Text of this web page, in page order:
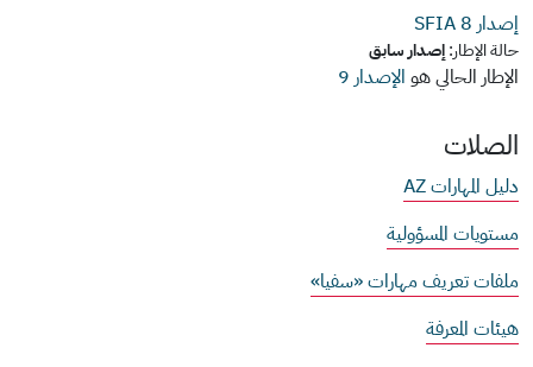
إصدار SFIA 8
حالة الإطار:إصدار سابق
الإطار الحالي هو الإصدار 9
الصلات
دليل المهارات AZ
مستويات المسؤولية
ملفات تعريف مهارات «سفيا»
هيئات المعرفة